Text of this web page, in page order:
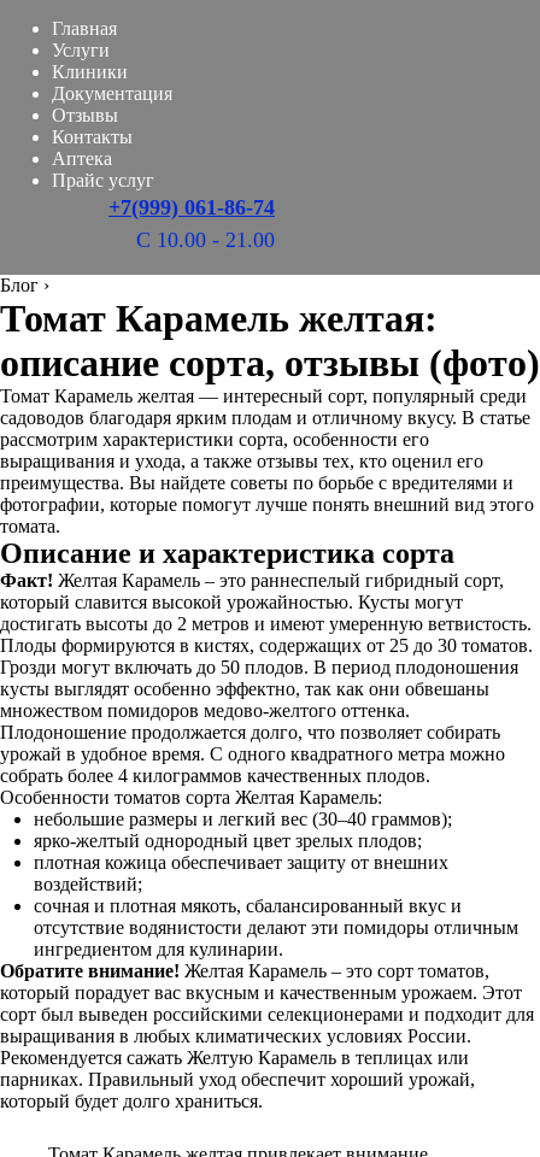
Главная
Услуги
Клиники
Документация
Отзывы
Контакты
Аптека
Прайс услуг
+7(999) 061-86-74
С 10.00 - 21.00
Блог ›
Томат Карамель желтая:
описание сорта, отзывы (фото)
Томат Карамель желтая — интересный сорт, популярный среди
садоводов благодаря ярким плодам и отличному вкусу. В статье
рассмотрим характеристики сорта, особенности его
выращивания и ухода, а также отзывы тех, кто оценил его
преимущества. Вы найдете советы по борьбе с вредителями и
фотографии, которые помогут лучше понять внешний вид этого
томата.
Описание и характеристика сорта
Факт! Желтая Карамель – это раннеспелый гибридный сорт,
который славится высокой урожайностью. Кусты могут
достигать высоты до 2 метров и имеют умеренную ветвистость.
Плоды формируются в кистях, содержащих от 25 до 30 томатов.
Грозди могут включать до 50 плодов. В период плодоношения
кусты выглядят особенно эффектно, так как они обвешаны
множеством помидоров медово-желтого оттенка.
Плодоношение продолжается долго, что позволяет собирать
урожай в удобное время. С одного квадратного метра можно
собрать более 4 килограммов качественных плодов.
Особенности томатов сорта Желтая Карамель:
небольшие размеры и легкий вес (30–40 граммов);
ярко-желтый однородный цвет зрелых плодов;
плотная кожица обеспечивает защиту от внешних
воздействий;
сочная и плотная мякоть, сбалансированный вкус и
отсутствие водянистости делают эти помидоры отличным
ингредиентом для кулинарии.
Обратите внимание! Желтая Карамель – это сорт томатов,
который порадует вас вкусным и качественным урожаем. Этот
сорт был выведен российскими селекционерами и подходит для
выращивания в любых климатических условиях России.
Рекомендуется сажать Желтую Карамель в теплицах или
парниках. Правильный уход обеспечит хороший урожай,
который будет долго храниться.